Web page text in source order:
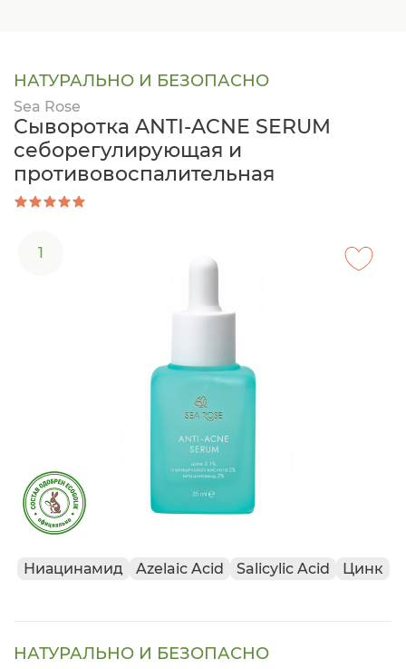
НАТУРАЛЬНО И БЕЗОПАСНО
Sea Rose
Сыворотка ANTI-ACNE SERUM
себорегулирующая и
противовоспалительная
1
Ниацинамид Azelaic Acid Salicylic Acid Цинк
НАТУРАЛЬНО И БЕЗОПАСНО